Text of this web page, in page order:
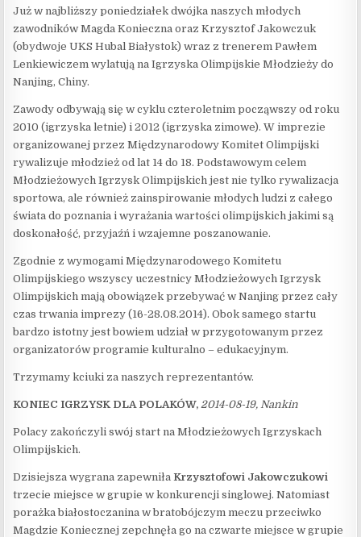
Już w najbliższy poniedziałek dwójka naszych młodych
zawodników Magda Konieczna oraz Krzysztof Jakowczuk
(obydwoje UKS Hubal Białystok) wraz z trenerem Pawłem
Lenkiewiczem wylatują na Igrzyska Olimpijskie Młodzieży do
Nanjing, Chiny.
Zawody odbywają się w cyklu czteroletnim począwszy od roku
2010 (igrzyska letnie) i 2012 (igrzyska zimowe). W imprezie
organizowanej przez Międzynarodowy Komitet Olimpijski
rywalizuje młodzież od lat 14 do 18. Podstawowym celem
Młodzieżowych Igrzysk Olimpijskich jest nie tylko rywalizacja
sportowa, ale również zainspirowanie młodych ludzi z całego
świata do poznania i wyrażania wartości olimpijskich jakimi są
doskonałość, przyjaźń i wzajemne poszanowanie.
Zgodnie z wymogami Międzynarodowego Komitetu
Olimpijskiego wszyscy uczestnicy Młodzieżowych Igrzysk
Olimpijskich mają obowiązek przebywać w Nanjing przez cały
czas trwania imprezy (16-28.08.2014). Obok samego startu
bardzo istotny jest bowiem udział w przygotowanym przez
organizatorów programie kulturalno – edukacyjnym.
Trzymamy kciuki za naszych reprezentantów.
KONIEC IGRZYSK DLA POLAKÓW,2014-08-19, Nankin
Polacy zakończyli swój start na Młodzieżowych Igrzyskach
Olimpijskich.
Dzisiejsza wygrana zapewniłaKrzysztofowi Jakowczukowi
trzecie miejsce w grupie w konkurencji singlowej. Natomiast
porażka białostoczanina w bratobójczym meczu przeciwko
Magdzie Koniecznej zepchnęła go na czwarte miejsce w grupie